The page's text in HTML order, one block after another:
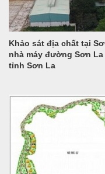
Khảo sát địa chất tại
nhà máy đường Sơn
tỉnh Sơn La